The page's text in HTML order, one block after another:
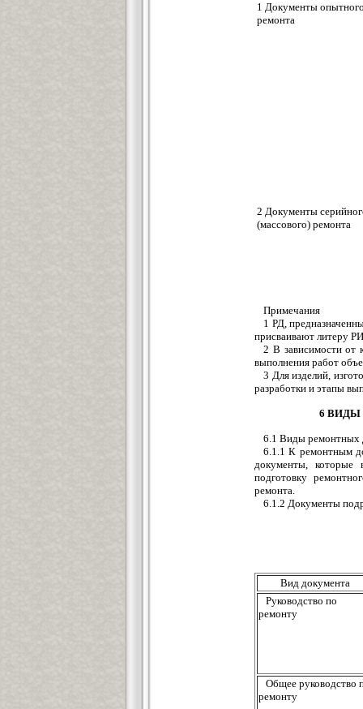
1 Документы
ремонта
2 Документы
(массового) ремонта
Примечания
1 РД,
присваивают литеру
2 В зависимости от
выполнения работ
3 Для изделий,
разработки и этапы
6
6.1 Виды ремонтных
6.1.1 К ремонтным
документы, которые
подготовку
ремонта.
6.1.2 Документы
Вид документа
Руководство по
ремонту
Общее руководство
ремонту